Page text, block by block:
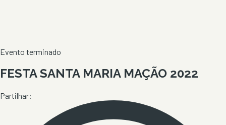
Evento terminado
FESTA SANTA MARIA MAÇÃO 2022
Partilhar: